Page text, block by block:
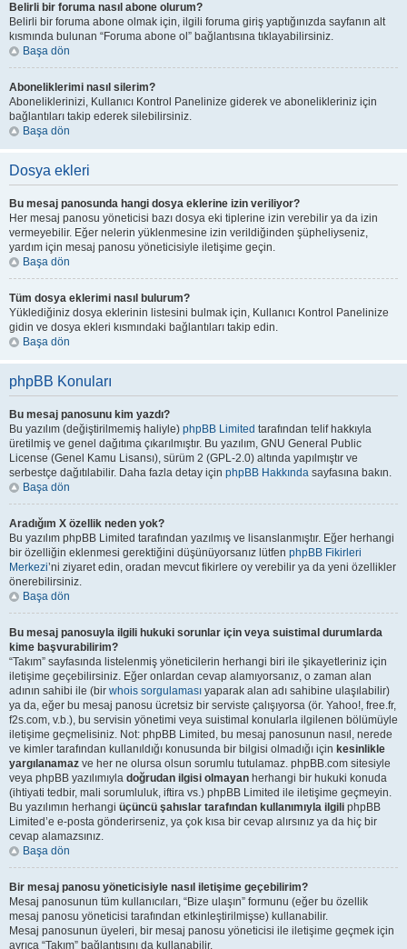
Belirli bir foruma nasıl abone olurum?
Belirli bir foruma abone olmak için, ilgili foruma giriş yaptığınızda sayfanın alt
kısmında bulunan “Foruma abone ol” bağlantısına tıklayabilirsiniz.
Başa dön
Aboneliklerimi nasıl silerim?
Aboneliklerinizi, Kullanıcı Kontrol Panelinize giderek ve abonelikleriniz için
bağlantıları takip ederek silebilirsiniz.
Başa dön
Dosya ekleri
Bu mesaj panosunda hangi dosya eklerine izin veriliyor?
Her mesaj panosu yöneticisi bazı dosya eki tiplerine izin verebilir ya da izin
vermeyebilir. Eğer nelerin yüklenmesine izin verildiğinden şüpheliyseniz,
yardım için mesaj panosu yöneticisiyle iletişime geçin.
Başa dön
Tüm dosya eklerimi nasıl bulurum?
Yüklediğiniz dosya eklerinin listesini bulmak için, Kullanıcı Kontrol Panelinize
gidin ve dosya ekleri kısmındaki bağlantıları takip edin.
Başa dön
phpBB Konuları
Bu mesaj panosunu kim yazdı?
Bu yazılım (değiştirilmemiş haliyle) phpBB Limited tarafından telif hakkıyla
üretilmiş ve genel dağıtıma çıkarılmıştır. Bu yazılım, GNU General Public
License (Genel Kamu Lisansı), sürüm 2 (GPL-2.0) altında yapılmıştır ve
serbestçe dağıtılabilir. Daha fazla detay için phpBB Hakkında sayfasına bakın.
Başa dön
Aradığım X özellik neden yok?
Bu yazılım phpBB Limited tarafından yazılmış ve lisanslanmıştır. Eğer herhangi
bir özelliğin eklenmesi gerektiğini düşünüyorsanız lütfen phpBB Fikirleri
Merkezi’ni ziyaret edin, oradan mevcut fikirlere oy verebilir ya da yeni özellikler
önerebilirsiniz.
Başa dön
Bu mesaj panosuyla ilgili hukuki sorunlar için veya suistimal durumlarda
kime başvurabilirim?
“Takım” sayfasında listelenmiş yöneticilerin herhangi biri ile şikayetleriniz için
iletişime geçebilirsiniz. Eğer onlardan cevap alamıyorsanız, o zaman alan
adının sahibi ile (bir whois sorgulaması yaparak alan adı sahibine ulaşılabilir)
ya da, eğer bu mesaj panosu ücretsiz bir serviste çalışıyorsa (ör. Yahoo!, free.fr,
f2s.com, v.b.), bu servisin yönetimi veya suistimal konularla ilgilenen bölümüyle
iletişime geçmelisiniz. Not: phpBB Limited, bu mesaj panosunun nasıl, nerede
ve kimler tarafından kullanıldığı konusunda bir bilgisi olmadığı için kesinlikle
yargılanamaz ve her ne olursa olsun sorumlu tutulamaz. phpBB.com sitesiyle
veya phpBB yazılımıyla doğrudan ilgisi olmayan herhangi bir hukuki konuda
(ihtiyati tedbir, mali sorumluluk, iftira vs.) phpBB Limited ile iletişime geçmeyin.
Bu yazılımın herhangi üçüncü şahıslar tarafından kullanımıyla ilgili phpBB
Limited’e e-posta gönderirseniz, ya çok kısa bir cevap alırsınız ya da hiç bir
cevap alamazsınız.
Başa dön
Bir mesaj panosu yöneticisiyle nasıl iletişime geçebilirim?
Mesaj panosunun tüm kullanıcıları, “Bize ulaşın” formunu (eğer bu özellik
mesaj panosu yöneticisi tarafından etkinleştirilmişse) kullanabilir.
Mesaj panosunun üyeleri, bir mesaj panosu yöneticisi ile iletişime geçmek için
ayrıca “Takım” bağlantısını da kullanabilir.